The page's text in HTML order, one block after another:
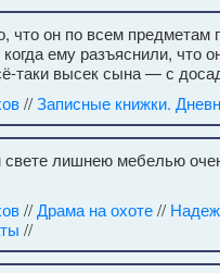
что он по всем предметам
ему разъяснили, что
таки высек сына — с
//Записные книжки.
свете лишнею мебелью
//Драма на охоте//
//